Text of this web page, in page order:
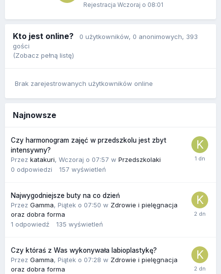
Rejestracja Wczoraj o 08:01
Kto jest online? 0 użytkowników, 0 anonimowych, 393
gości
(Zobacz pełną listę)
Brak zarejestrowanych użytkowników online
Najnowsze
Czy harmonogram zajęć w przedszkolu jest zbyt
intensywny?
Przez katakuri, Wczoraj o 07:57 w Przedszkolaki
0 odpowiedzi 157 wyświetleń
Najwygodniejsze buty na co dzień
Przez Gamma, Piątek o 07:50 w Zdrowie i pielęgnacja
oraz dobra forma
1 odpowiedź 135 wyświetleń
Czy któraś z Was wykonywała labioplastykę?
Przez Gamma, Piątek o 07:28 w Zdrowie i pielęgnacja
oraz dobra forma